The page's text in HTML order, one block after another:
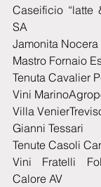
Caseificio “latte
SA
Jamonita Nocera
Mastro Fornaio
Tenuta Cavalier
Vini
Gianni Tessari
Tenute Casoli
Vini Fratelli
Calore AV